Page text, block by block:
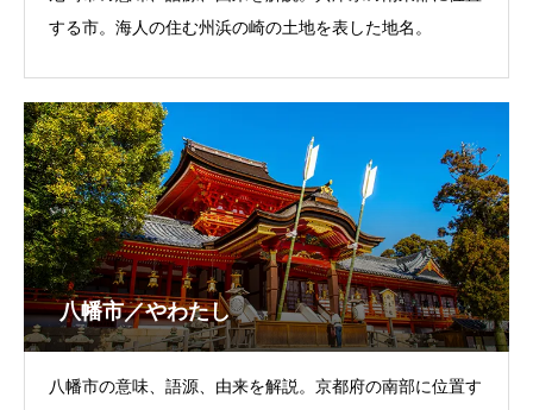
する市。海人の住む州浜の崎の土地を表した地名。
八幡市／やわたし
八幡市の意味、語源、由来を解説。京都府の南部に位置す